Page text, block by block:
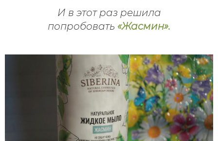
И в этот раз решила
попробовать «Жасмин».